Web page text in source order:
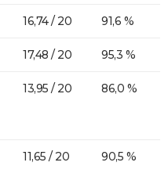
16,74 / 20 91,6 %
17,48 / 20 95,3 %
13,95 / 20 86,0 %
11,65 / 20 90,5 %